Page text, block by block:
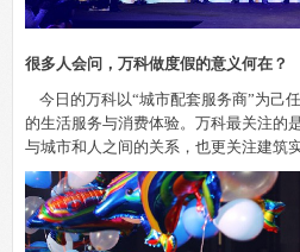
很多人会问，万科做度假的意义何在？
今日的万科以“城市配套服务商”为己
的生活服务与消费体验。万科最关注的
与城市和人之间的关系，也更关注建筑